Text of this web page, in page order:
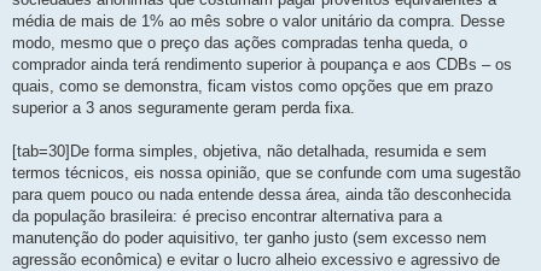
média de mais de 1% ao mês sobre o valor unitário da compra. Desse
modo, mesmo que o preço das ações compradas tenha queda, o
comprador ainda terá rendimento superior à poupança e aos CDBs – os
quais, como se demonstra, ficam vistos como opções que em prazo
superior a 3 anos seguramente geram perda fixa.
[tab=30]De forma simples, objetiva, não detalhada, resumida e sem
termos técnicos, eis nossa opinião, que se confunde com uma sugestão
para quem pouco ou nada entende dessa área, ainda tão desconhecida
da população brasileira: é preciso encontrar alternativa para a
manutenção do poder aquisitivo, ter ganho justo (sem excesso nem
agressão econômica) e evitar o lucro alheio excessivo e agressivo de